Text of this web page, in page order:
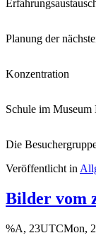
Planung der
Konzentration
Schule im Museum
Die
Veröffentlicht in
Bilder vom
%A, 23UTCMon,